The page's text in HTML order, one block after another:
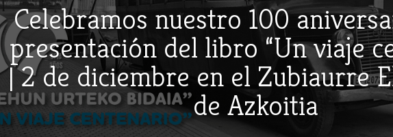
Celebramos nuestro 100
presentación del libro “Un viaje
| 2 de diciembre en el Zubiaurre
de Azkoitia